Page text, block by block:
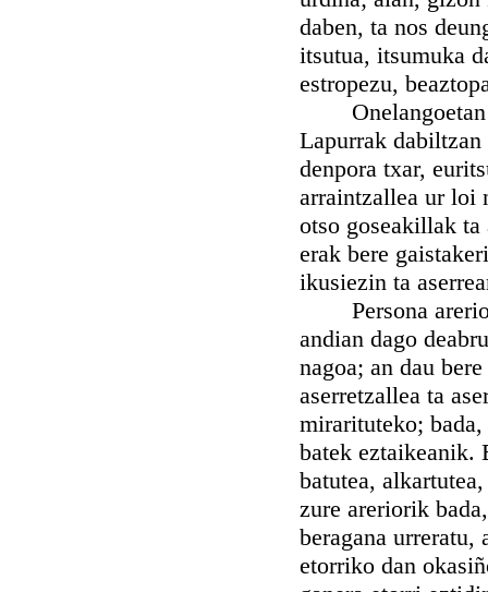
daben, ta nos
itsutua, itsumuka
estropezu,
Onelangoetan
Lapurrak dabiltzan
denpora txar,
arraintzallea ur loi
otso goseakillak
erak bere
ikusiezin ta
Persona
andian dago
nagoa; an dau
aserretzallea ta
mirarituteko;
batek eztaikeanik.
batutea,
zure areriorik
beragana urreratu,
etorriko dan